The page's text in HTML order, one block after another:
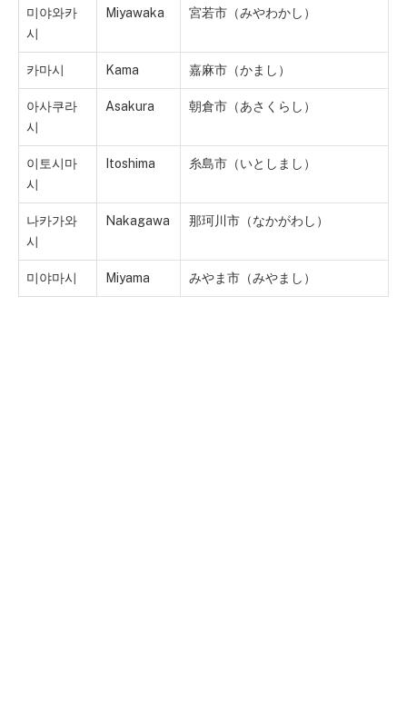
미야와카
시
Miyawaka 宮若市（みやわかし）
카마시 Kama 嘉麻市（かまし）
아사쿠라
시
Asakura 朝倉市（あさくらし）
이토시마
시
Itoshima 糸島市（いとしまし）
나카가와
시
Nakagawa 那珂川市（なかがわし）
미야마시 Miyama みやま市（みやまし）